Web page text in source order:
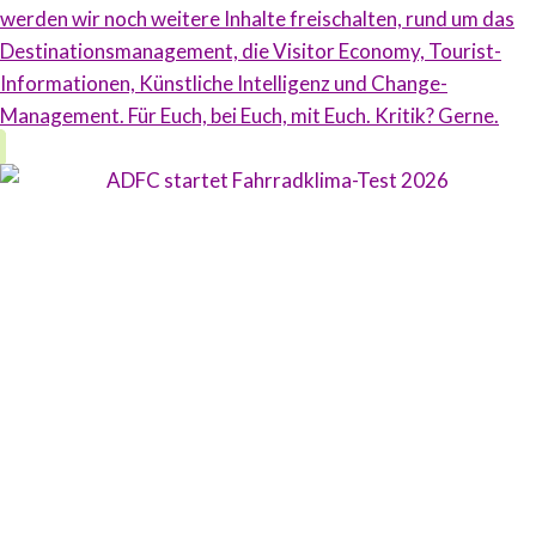
werden wir noch weitere Inhalte freischalten, rund um das
Destinationsmanagement, die Visitor Economy, Tourist-
Informationen, Künstliche Intelligenz und Change-
Management. Für Euch, bei Euch, mit Euch. Kritik? Gerne.